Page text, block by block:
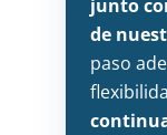
junto
de
paso